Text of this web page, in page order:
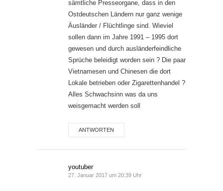
sämtliche Presseorgane, dass in den
Ostdeutschen Ländern nur ganz wenige
Äusländer / Flüchtlinge sind. Wieviel
sollen dann im Jahre 1991 – 1995 dort
gewesen und durch ausländerfeindliche
Sprüche beleidigt worden sein ? Die paar
Vietnamesen und Chinesen die dort
Lokale betrieben oder Zigarettenhandel ?
Alles Schwachsinn was da uns
weisgemacht werden soll
ANTWORTEN
youtuber
27. Januar 2017 um 20:39 Uhr